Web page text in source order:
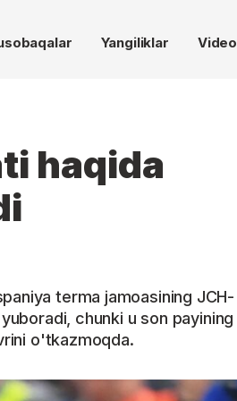
Yangiliklar Video
haqida
terma jamoasining JCH-
chunki u son payining
o'tkazmoqda.